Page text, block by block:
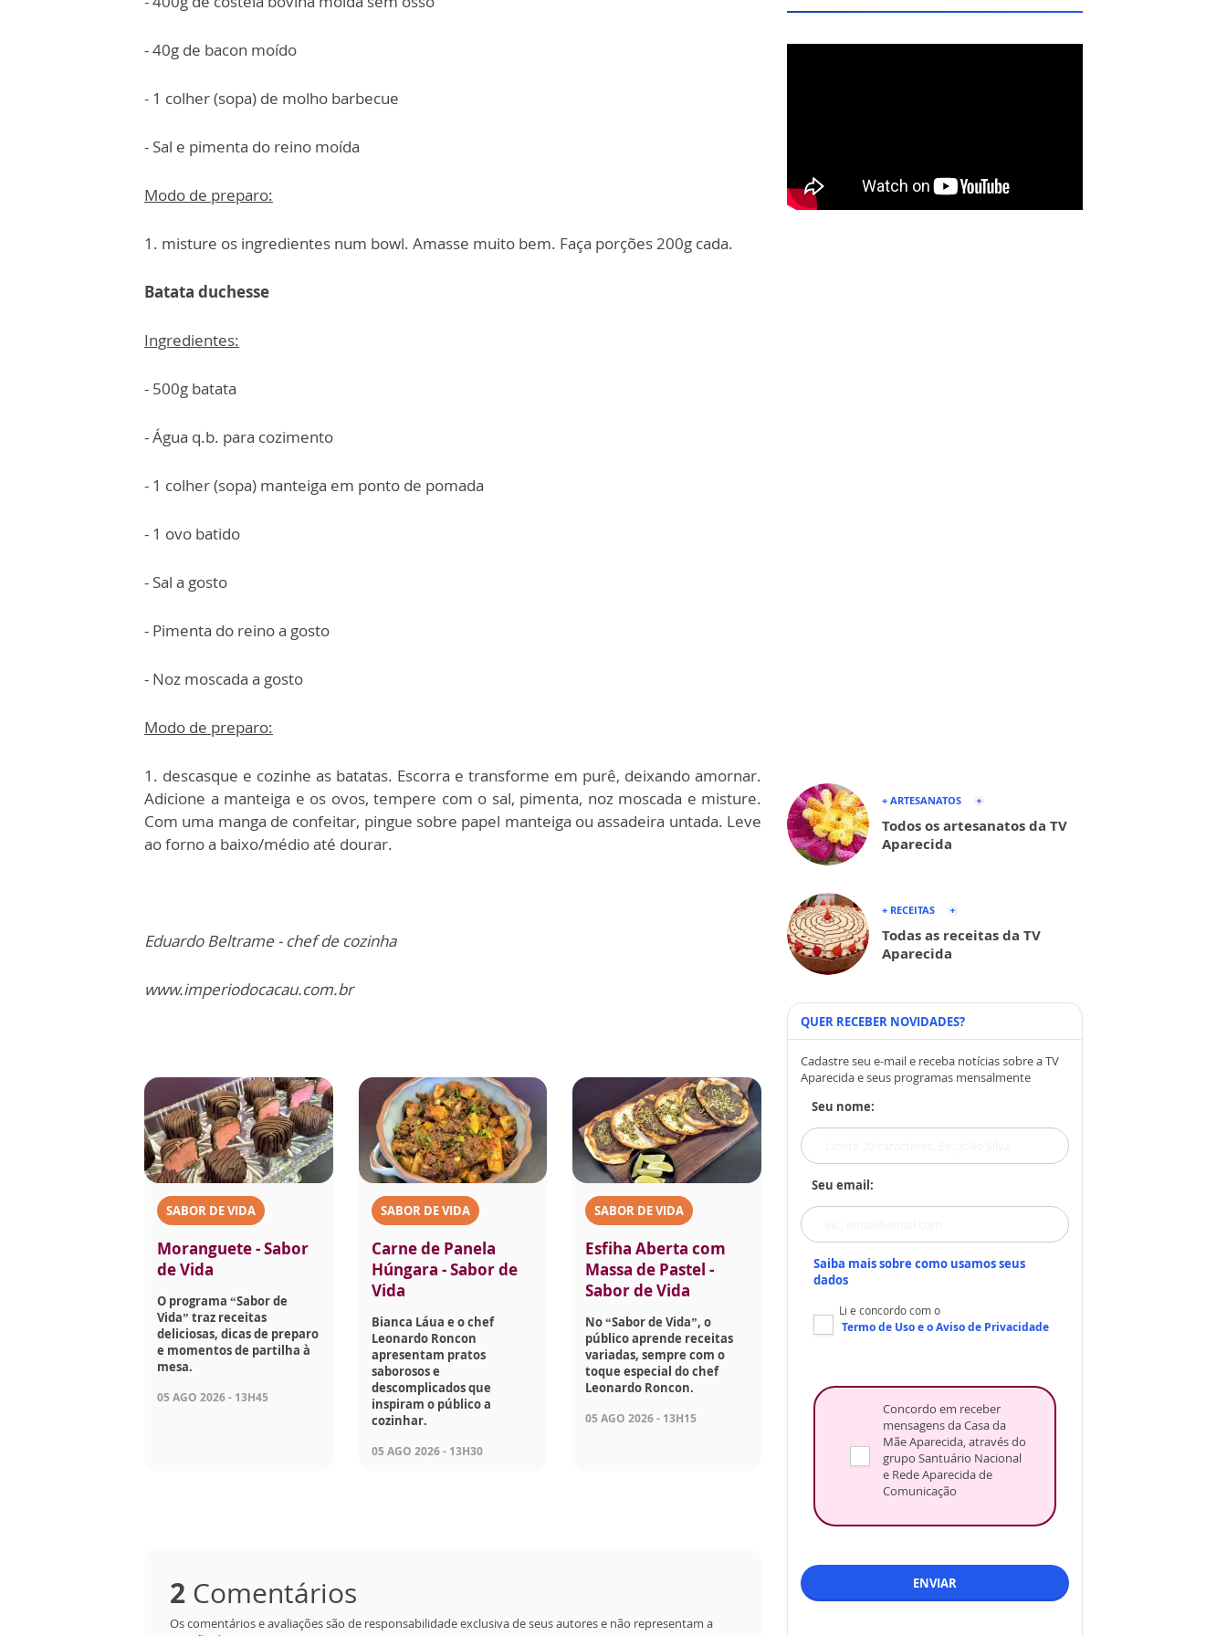
- 40g de bacon moído
- 1 colher (sopa) de molho barbecue
- Sal e pimenta do reino moída
Modo de preparo:
1. misture os ingredientes num bowl. Amasse muito bem. Faça porções 200g cada.
Batata duchesse
Ingredientes:
- 500g batata
- Água q.b. para cozimento
- 1 colher (sopa) manteiga em ponto de pomada
- 1 ovo batido
- Sal a gosto
- Pimenta do reino a gosto
- Noz moscada a gosto
Modo de preparo:
1. descasque e cozinhe as batatas. Escorra e transforme em purê, deixando amornar.
Adicione a manteiga e os ovos, tempere com o sal, pimenta, noz moscada e misture.
Com uma manga de confeitar, pingue sobre papel manteiga ou assadeira untada. Leve
ao forno a baixo/médio até dourar.
Eduardo Beltrame - chef de cozinha
www.imperiodocacau.com.br
SABOR DE VIDA
Moranguete - Sabor
de Vida
O programa “Sabor de
Vida” traz receitas
deliciosas, dicas de preparo
e momentos de partilha à
mesa.
05 AGO 2026 - 13H45
SABOR DE VIDA
Carne de Panela
Húngara - Sabor de
Vida
Bianca Láua e o chef
Leonardo Roncon
apresentam pratos
saborosos e
descomplicados que
inspiram o público a
cozinhar.
05 AGO 2026 - 13H30
SABOR DE VIDA
Esfiha Aberta com
Massa de Pastel -
Sabor de Vida
No “Sabor de Vida”, o
público aprende receitas
variadas, sempre com o
toque especial do chef
Leonardo Roncon.
05 AGO 2026 - 13H15
2 Comentários
Os comentários e avaliações são de responsabilidade exclusiva de seus autores e não representam a
+ ARTESANATOS
Todos os artesanatos da TV
Aparecida
+ RECEITAS
Todas as receitas da TV
Aparecida
QUER RECEBER NOVIDADES?
Cadastre seu e-mail e receba notícias sobre a TV
Aparecida e seus programas mensalmente
Seu nome:
Seu email:
Saiba mais sobre como usamos seus
dados
Li e concordo com o
Termo de Usoe oAviso de Privacidade
Concordo em receber
mensagens da Casa da
Mãe Aparecida, através do
grupo Santuário Nacional
e Rede Aparecida de
Comunicação
ENVIAR